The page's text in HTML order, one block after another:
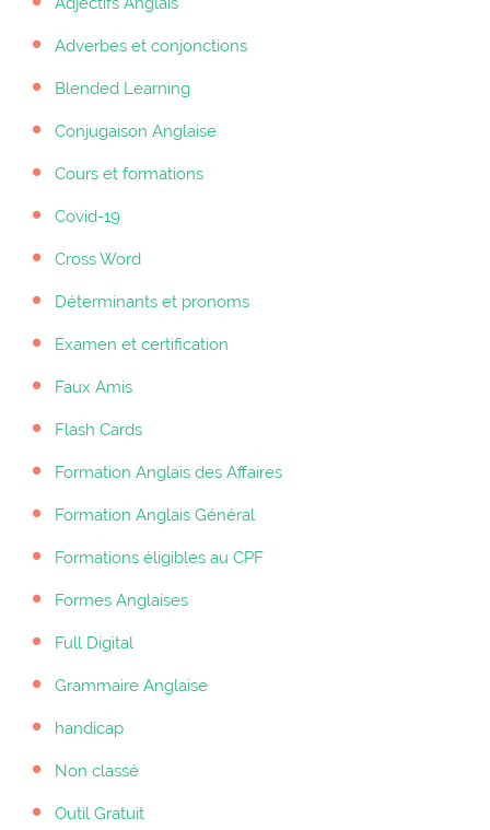
Adverbes et conjonctions
Blended Learning
Conjugaison Anglaise
Cours et formations
Covid-19
Cross Word
Déterminants et pronoms
Examen et certification
Faux Amis
Flash Cards
Formation Anglais des Affaires
Formation Anglais Général
Formations éligibles au CPF
Formes Anglaises
Full Digital
Grammaire Anglaise
handicap
Non classé
Outil Gratuit